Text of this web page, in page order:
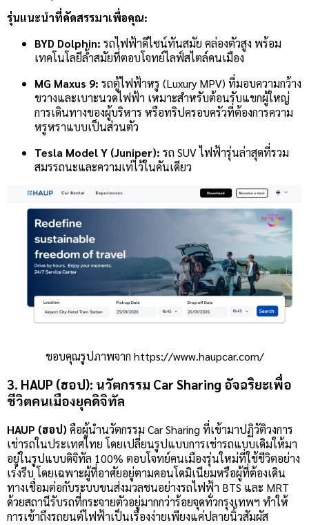
รุ่นแนะนำที่คัดสรรมาเพื่อคุณ:
BYD Dolphin: รถไฟฟ้าดีไซน์ทันสมัย คล่องตัวสูง พร้อม
เทคโนโลยีล้ำสมัยที่ตอบโจทย์ไลฟ์สไตล์คนเมือง
MG Maxus 9: รถตู้ไฟฟ้าหรู (Luxury MPV) ที่มอบความกว้าง
ขวางและเบาะนวดไฟฟ้า เหมาะสำหรับต้อนรับแขกผู้ใหญ่
การเดินทางของผู้บริหาร หรือทริปครอบครัวที่ต้องการความ
หรูหราแบบเป็นส่วนตัว
Tesla Model Y (Juniper): รถ SUV ไฟฟ้ารุ่นล่าสุดที่รวม
สมรรถนะและความเท่ไว้ในคันเดียว
ขอบคุณรูปภาพจาก https://www.haupcar.com/
3. HAUP (ฮอป): นวัตกรรม Car Sharing อัจฉริยะเพื่อ
ชีวิตคนเมืองยุคดิจิทัล
HAUP (ฮอป) คือผู้นำนวัตกรรม Car Sharing ที่เข้ามาปฏิวัติวงการ
เช่ารถในประเทศไทย โดยเปลี่ยนรูปแบบการเช่ารถแบบเดิมให้มา
อยู่ในรูปแบบดิจิทัล 100% ตอบโจทย์คนเมืองรุ่นใหม่ที่ใช้ชีวิตอย่าง
เร่งรีบ โดยเฉพาะผู้ที่อาศัยอยู่ตามคอนโดมิเนียมหรือผู้ที่ต้องเดิน
ทางเชื่อมต่อกับระบบขนส่งมวลชนอย่างรถไฟฟ้า BTS และ MRT
ด้วยสถานีรับรถที่กระจายตัวอยู่มากกว่าร้อยจุดทั่วกรุงเทพฯ ทำให้
การเข้าถึงรถยนต์ไฟฟ้าเป็นเรื่องง่ายเพียงแค่ปลายนิ้วสัมผัส